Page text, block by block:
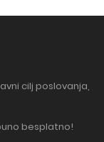
cilj poslovanja,
besplatno!